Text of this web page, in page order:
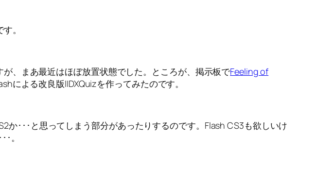
。
、まあ最近はほぼ放置状態でした。ところが、掲示板でFeeling of
による改良版IIDXQuizを作ってみたのです。
･･･と思ってしまう部分があったりするのです。Flash CS3も欲しいけ
。